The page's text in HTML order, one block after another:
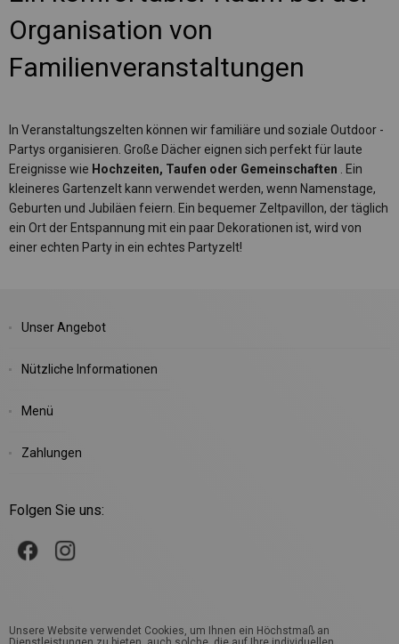
Organisation von
Familienveranstaltungen
In Veranstaltungszelten können wir familiäre und soziale Outdoor -
Partys organisieren. Große Dächer eignen sich perfekt für laute
Ereignisse wie Hochzeiten, Taufen oder Gemeinschaften . Ein
kleineres Gartenzelt kann verwendet werden, wenn Namenstage,
Geburten und Jubiläen feiern. Ein bequemer Zeltpavillon, der täglich
ein Ort der Entspannung mit ein paar Dekorationen ist, wird von
einer echten Party in ein echtes Partyzelt!
Unser Angebot
Nützliche Informationen
Menü
Zahlungen
Folgen Sie uns:
Unsere Website verwendet Cookies, um Ihnen ein Höchstmaß an